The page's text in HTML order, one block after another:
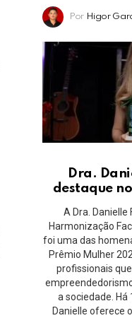
Por Higor
Dra.
destaque
A Dra.
Harmonização
foi uma das
Prêmio Mulher
profissionais
a sociedade. Há
Danielle oferece